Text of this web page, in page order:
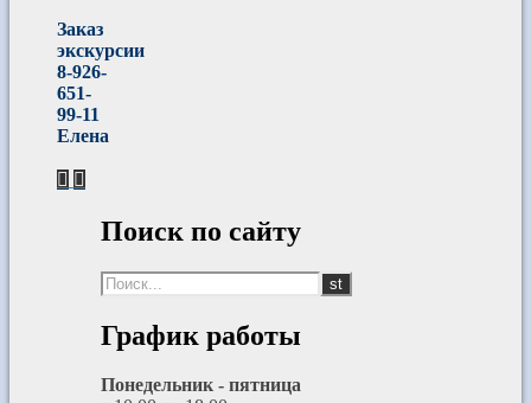
Заказ
экскурсии
8-926-
651-
99-11
Елена
Поиск по сайту
График работы
Понедельник - пятница